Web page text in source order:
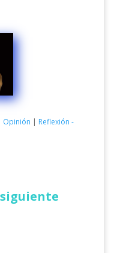
Opinión | Reflexión -